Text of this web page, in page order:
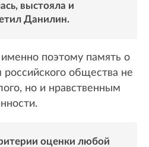
выстояла и
Данилин.
именно поэтому память о
российского общества не
но и нравственным
оценки любой